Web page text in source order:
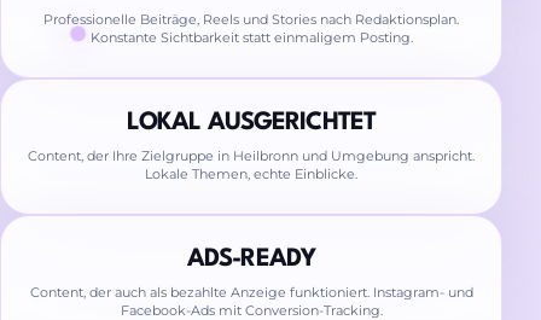
Professionelle Beiträge, Reels und Stories nach Redaktionsplan.
Konstante Sichtbarkeit statt einmaligem Posting.
LOKAL AUSGERICHTET
Content, der Ihre Zielgruppe in Heilbronn und Umgebung anspricht.
Lokale Themen, echte Einblicke.
ADS-READY
Content, der auch als bezahlte Anzeige funktioniert. Instagram- und
Facebook-Ads mit Conversion-Tracking.